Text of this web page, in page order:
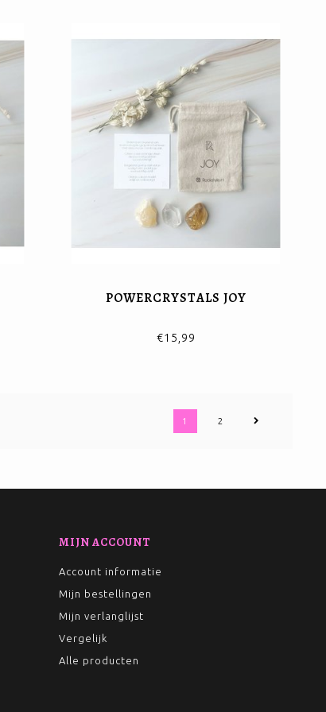
POWERCRYSTALS JOY
€15,99
1 2
MIJN ACCOUNT
Account informatie
Mijn bestellingen
Mijn verlanglijst
Vergelijk
Alle producten